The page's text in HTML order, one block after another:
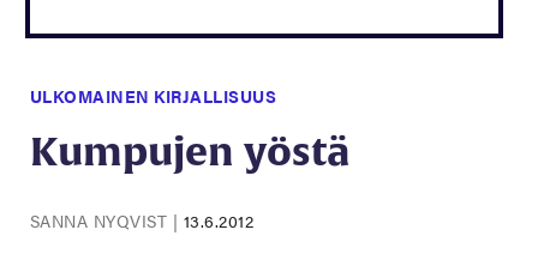
ULKOMAINEN KIRJALLISUUS
Kumpujen yöstä
SANNA NYQVIST | 13.6.2012